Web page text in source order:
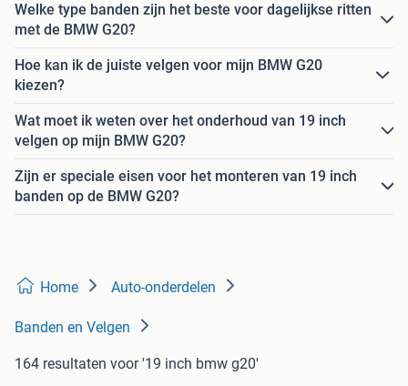
Welke type banden zijn het beste voor dagelijkse ritten
met de BMW G20?
Hoe kan ik de juiste velgen voor mijn BMW G20
kiezen?
Wat moet ik weten over het onderhoud van 19 inch
velgen op mijn BMW G20?
Zijn er speciale eisen voor het monteren van 19 inch
banden op de BMW G20?
Home Auto-onderdelen
Banden en Velgen
164 resultaten voor '19 inch bmw g20'